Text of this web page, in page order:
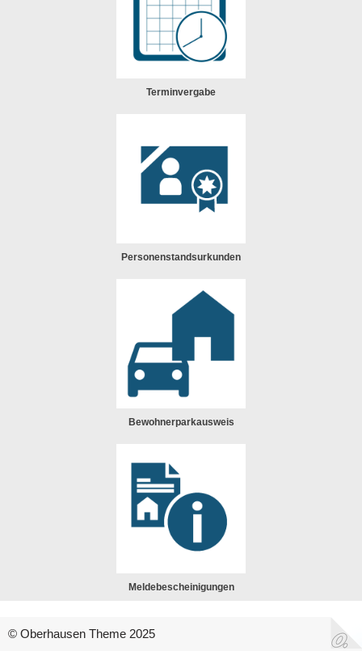
Terminvergabe
Personenstandsurkunden
Bewohnerparkausweis
Meldebescheinigungen
© Oberhausen Theme 2025